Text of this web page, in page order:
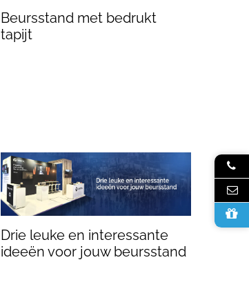
Beursstand met bedrukt
tapijt
Drie leuke en interessante
ideeën voor jouw beursstand